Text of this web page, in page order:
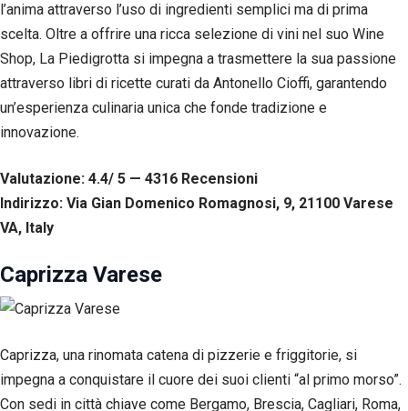
l’anima attraverso l’uso di ingredienti semplici ma di prima
scelta. Oltre a offrire una ricca selezione di vini nel suo Wine
Shop, La Piedigrotta si impegna a trasmettere la sua passione
attraverso libri di ricette curati da Antonello Cioffi, garantendo
un’esperienza culinaria unica che fonde tradizione e
innovazione.
Valutazione: 4.4/ 5 — 4316 Recensioni
Indirizzo: Via Gian Domenico Romagnosi, 9, 21100 Varese
VA, Italy
Caprizza Varese
Caprizza, una rinomata catena di pizzerie e friggitorie, si
impegna a conquistare il cuore dei suoi clienti “al primo morso”.
Con sedi in città chiave come Bergamo, Brescia, Cagliari, Roma,
corretto
funzionamento
del sito web.
Statistiche
consentirci
migliorare
funzionalità
e la
web, in
all'utilizzo
web
stesso.